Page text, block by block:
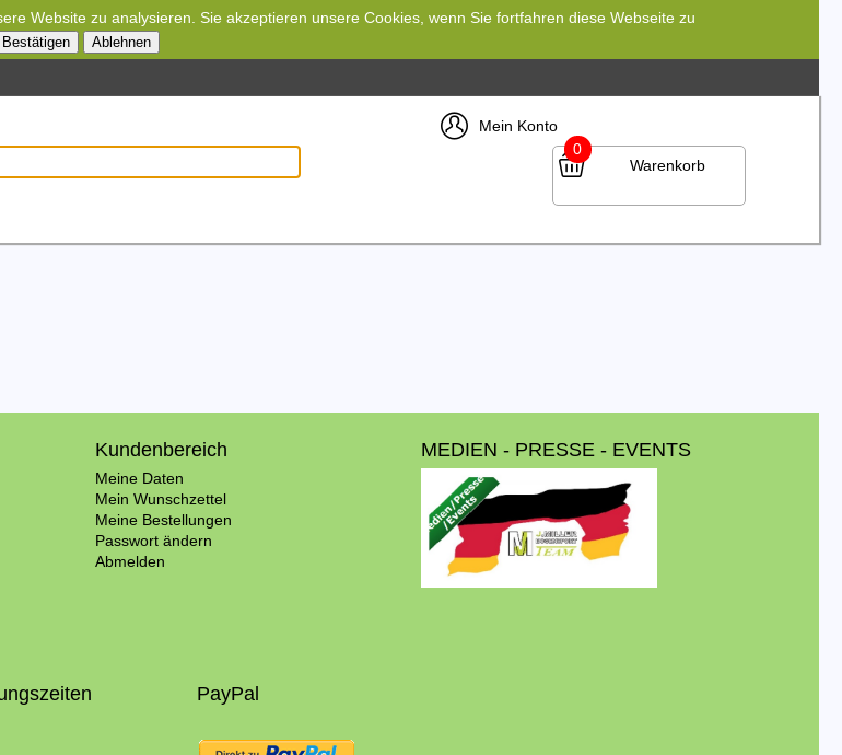
Website zu analysieren. Sie akzeptieren unsere Cookies, wenn Sie fortfahren diese Webseite zu
Bestätigen Ablehnen
Mein Konto
0
Warenkorb
Kundenbereich
Meine Daten
Mein Wunschzettel
Meine Bestellungen
Passwort ändern
Abmelden
MEDIEN - PRESSE - EVENTS
PayPal